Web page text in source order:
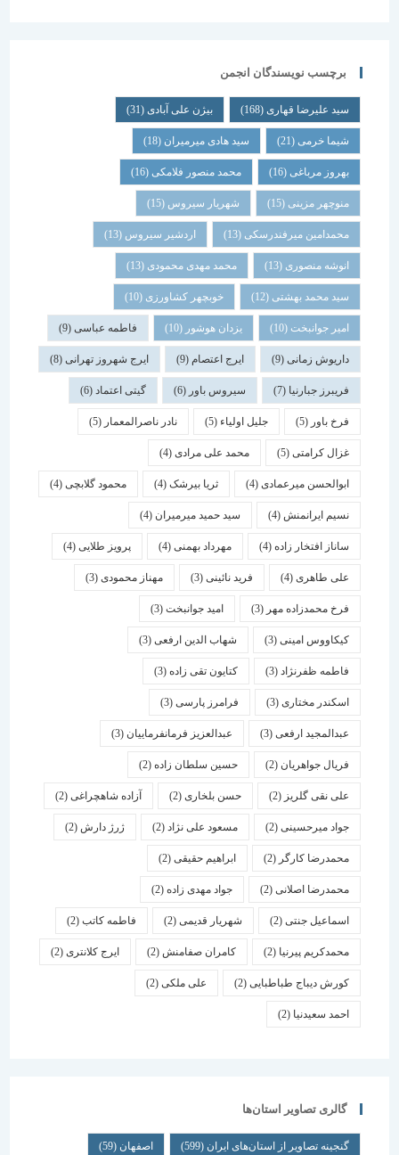
برچسب نویسندگان انجمن
سید علیرضا قهاری(168) بیژن علی آبادی(31)
شیما خرمی(21) سید هادی میرمیران(18)
بهروز مرباغی (16) محمد منصور فلامکی (16)
منوچهر مزینی(15) شهریار سیروس(15)
محمدامین میرفندرسکی(13) اردشیر سیروس(13)
انوشه منصوری(13) محمد مهدی محمودی(13)
سید محمد بهشتی(12) خوبچهر کشاورزی(10)
امیر جوانبخت(10) یزدان هوشور(10) فاطمه عباسی(9)
داریوش زمانی(9) ایرج اعتصام(9) ایرج شهروز تهرانی(8)
فریبرز جبارنیا(7) سیروس باور(6) گیتی اعتماد(6)
فرخ باور(5) جلیل اولیاء(5) نادر ناصرالمعمار (5)
غزال کرامتی(5) محمد علی مرادی(4)
ابوالحسن میرعمادی(4) ثریا بیرشک(4) محمود گلابچی(4)
نسیم ایرانمنش(4) سید حمید میرمیران(4)
ساناز افتخار زاده(4) مهرداد بهمنی (4) پرویز طلایی(4)
علی طاهری(4) فرید نائینی(3) مهناز محمودی(3)
فرخ محمدزاده مهر(3) امید جوانبخت(3)
کیکاووس امینی(3) شهاب الدین ارفعی(3)
فاطمه ظفرنژاد(3) کتایون تقی زاده(3)
اسكندر مختاری (3) فرامرز پارسی(3)
عبدالمجید ارفعی(3) عبدالعزیز فرمانفرماییان(3)
فریال جواهریان(2) حسین سلطان زاده(2)
علی نقی گلریز(2) حسن بلخاری(2) آزاده شاهچراغی(2)
جواد میرحسینی(2) مسعود علی نژاد(2) ژرژ دارش (2)
محمدرضا کارگر(2) ابراهیم حقیقی(2)
محمدرضا اصلانی(2) جواد مهدی زاده(2)
اسماعیل جنتی(2) شهریار قدیمی(2) فاطمه کاتب(2)
محمدکریم پیرنیا (2) کامران صفامنش(2) ایرج کلانتری (2)
کورش دیباج طباطبایی(2) علی ملکی(2)
احمد سعیدنیا (2)
گالری تصاویر استان‌ها
گنجینه تصاویر از استان‌های ایران(599) اصفهان (59)